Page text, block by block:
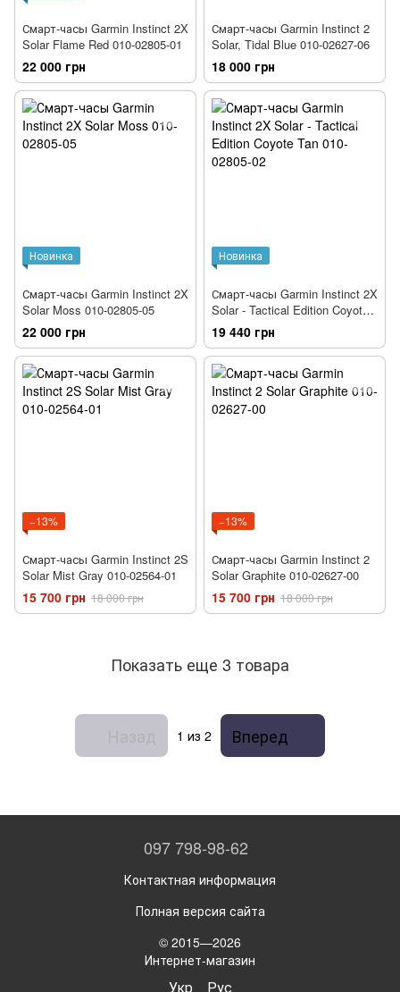
Смарт-часы Garmin Instinct 2X
Solar Flame Red 010-02805-01
22 000 грн
Смарт-часы Garmin Instinct 2
Solar, Tidal Blue 010-02627-06
18 000 грн
Новинка
Смарт-часы Garmin Instinct 2X
Solar Moss 010-02805-05
22 000 грн
Новинка
Смарт-часы Garmin Instinct 2X
Solar - Tactical Edition Coyote
Tan 010-02805-02
19 440 грн
−13%
Смарт-часы Garmin Instinct 2S
Solar Mist Gray 010-02564-01
15 700 грн 18 000 грн
−13%
Смарт-часы Garmin Instinct 2
Solar Graphite 010-02627-00
15 700 грн 18 000 грн
Показать еще 3 товара
Назад 1 из 2 Вперед
097 798-98-62
Контактная информация
Полная версия сайта
© 2015—2026
Интернет-магазин
Укр Рус